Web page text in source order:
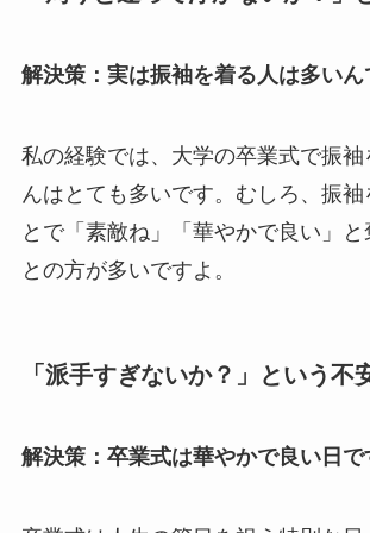
解決策：実は振袖を着る人は多いん
私の経験では、大学の卒業式で振袖
んはとても多いです。むしろ、振袖
とで「素敵ね」「華やかで良い」と
との方が多いですよ。
「派手すぎないか？」という不
解決策：卒業式は華やかで良い日で